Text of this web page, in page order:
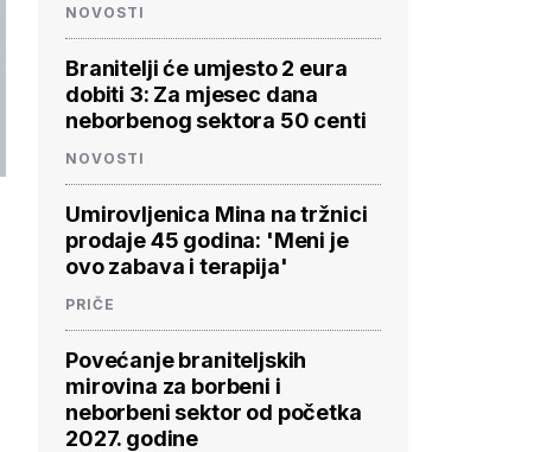
NOVOSTI
Branitelji će umjesto 2 eura
dobiti 3: Za mjesec dana
neborbenog sektora 50 centi
NOVOSTI
Umirovljenica Mina na tržnici
prodaje 45 godina: 'Meni je
ovo zabava i terapija'
PRIČE
Povećanje braniteljskih
mirovina za borbeni i
neborbeni sektor od početka
2027. godine